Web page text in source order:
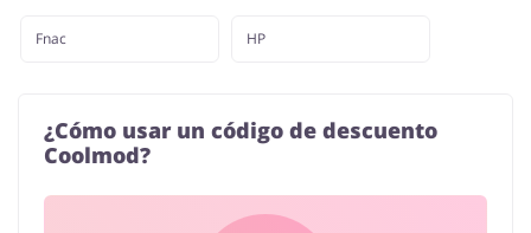
Fnac HP
¿Cómo usar un código de descuento
Coolmod?